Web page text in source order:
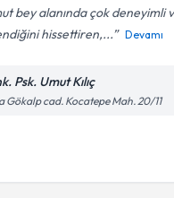
bey alanında çok deneyimli
hissettiren,...
Devamı
Psk. Umut Kılıç
Gökalp cad. Kocatepe Mah. 20/11